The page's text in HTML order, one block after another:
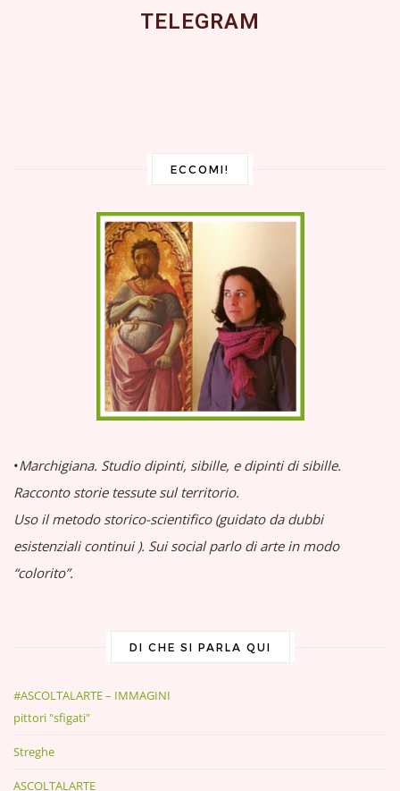
TELEGRAM
ECCOMI!
•Marchigiana. Studio dipinti, sibille, e dipinti di sibille.
Racconto storie tessute sul territorio.
Uso il metodo storico-scientifico (guidato da dubbi
esistenziali continui ). Sui social parlo di arte in modo
“colorito”.
DI CHE SI PARLA QUI
#ASCOLTALARTE – IMMAGINI
pittori "sfigati"
Streghe
ASCOLTALARTE